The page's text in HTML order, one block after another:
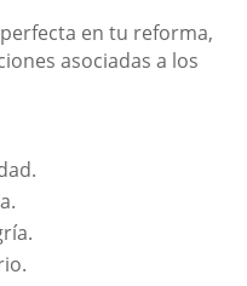
en tu reforma,
asociadas a los